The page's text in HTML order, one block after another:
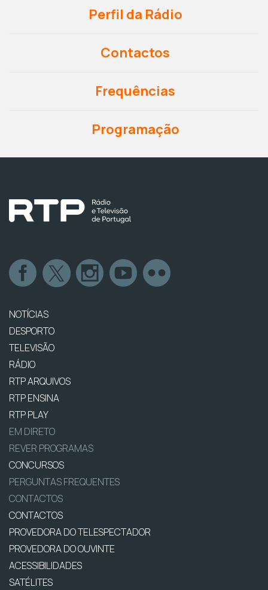
Perfil da Rádio
Contactos
Frequências
Programação
NOTÍCIAS
DESPORTO
TELEVISÃO
RÁDIO
RTP ARQUIVOS
RTP ENSINA
RTP PLAY
EM DIRETO
REVER PROGRAMAS
CONCURSOS
PERGUNTAS FREQUENTES
CONTACTOS
CONTACTOS
PROVEDORA DO TELESPECTADOR
PROVEDORA DO OUVINTE
ACESSIBILIDADES
SATÉLITES